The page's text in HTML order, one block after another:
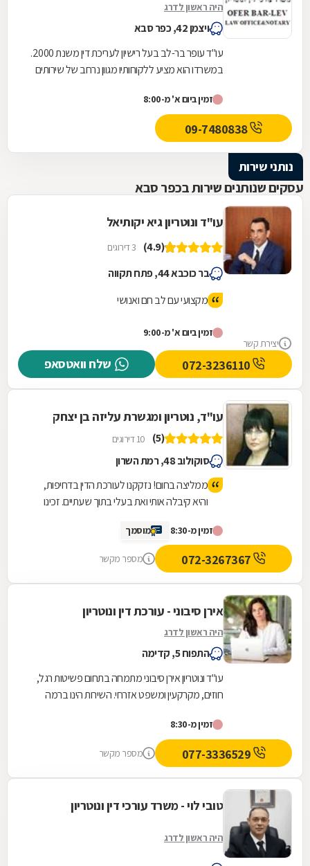
היה ראשון לדרג
ויצמן 42, כפר סבא
עו"ד עופר בר-לב בעל רישיון לעריכת דין משנת 2000.
במשרדו הוא מציע ללקוחותיו מגוון נרחב של שירותים
זמין ביום א' מ-8:00
09-7480838
נותני שירות
עסקים שנותנים שירות בכפר סבא
יצירת קשר
עו"ד ונוטריון גיא יקותיאל
(4.9) 3 דירוגים
בר כוכבא 44, פתח תקווה
מקצועי עם לב חם ואנושי
זמין ביום א' מ-9:00
שלח וואטסאפ
עו"ד, נוטריון ומגשרת עליזה בן יצחק
(5) 10 דירוגים
סוקולוב 48, רמת השרון
ממליצה בחום! נזקקנו לעורכת הדין בדחיפות,
והיא קיבלה אותי ואת בעלי בתוך שעתיים. זכינו
דופן. השירות היה מהיר, יעיל ואכפתי, והרגשנו
שאנחנו בידיים טובות. תודה רבה על כל העזרה
זמין מ-8:30 מוסמך
מספר מקשר
אירן סיבוני - עורכת דין ונוטריון
היה ראשון לדרג
התפוח 5, קדימה
עו"ד ונוטריון אירן סיבוני מתמחה בתחום פשיטות רגל,
חוזים, מקרקעין ומשפט אזרחי. השירות הינו ברמה
זמין מ-8:30
מספר מקשר
טובי לוי - משרד עורכי דין ונוטריון
היה ראשון לדרג